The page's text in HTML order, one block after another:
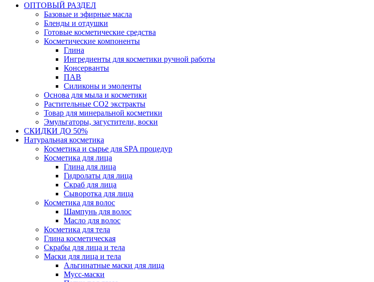
ОПТОВЫЙ РАЗДЕЛ
Базовые и эфирные масла
Бленды и отдушки
Готовые косметические средства
Косметические компоненты
Глина
Ингредиенты для косметики ручной работы
Консерванты
ПАВ
Силиконы и эмоленты
Основа для мыла и косметики
Растительные СО2 экстракты
Товар для минеральной косметики
Эмульгаторы, загустители, воски
СКИДКИ ДО 50%
Натуральная косметика
Косметика и сырье для SPA процедур
Косметика для лица
Глина для лица
Гидролаты для лица
Скраб для лица
Сыворотка для лица
Косметика для волос
Шампунь для волос
Масло для волос
Косметика для тела
Глина косметическая
Скрабы для лица и тела
Маски для лица и тела
Альгинатные маски для лица
Мусс-маски